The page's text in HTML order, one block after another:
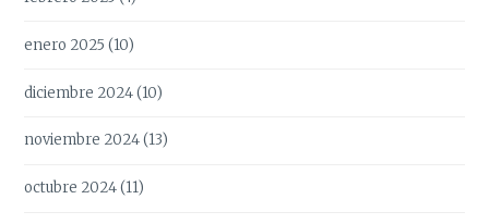
enero 2025 (10)
diciembre 2024(10)
noviembre 2024(13)
octubre 2024(11)